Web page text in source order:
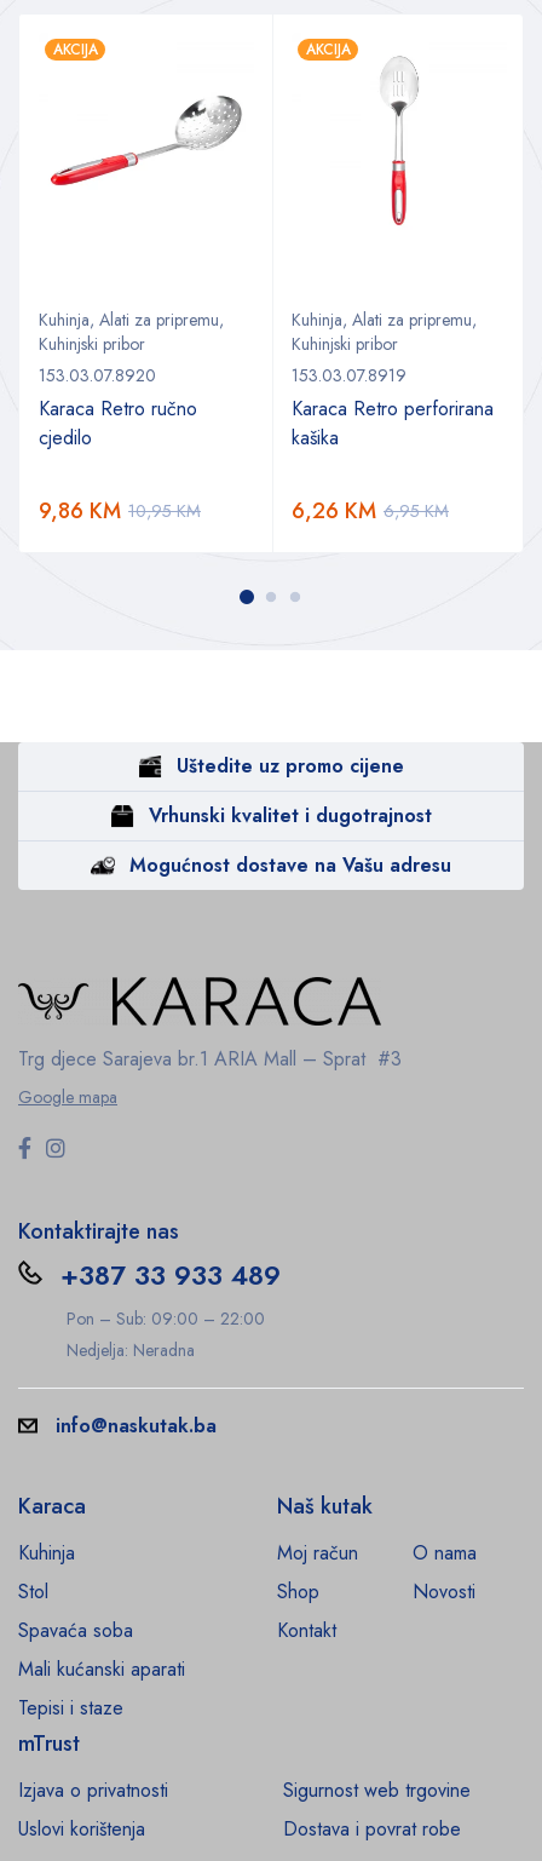
AKCIJA
Kuhinja, Alati za pripremu,
Kuhinjski pribor
153.03.07.8920
Karaca Retro ručno
cjedilo
10,95KM
9,86 KM
AKCIJA
Kuhinja, Alati za pripremu,
Kuhinjski pribor
153.03.07.8919
Karaca Retro perforirana
kašika
6,95KM
6,26 KM
Uštedite uz promo cijene
Vrhunski kvalitet i dugotrajnost
Mogućnost dostave na Vašu adresu
Trg djece Sarajeva br.1 ARIA Mall – Sprat #3
Google mapa
Kontaktirajte nas
+387 33 933 489
Pon – Sub: 09:00 – 22:00
Nedjelja: Neradna
info@naskutak.ba
Karaca
Kuhinja
Stol
Spavaća soba
Mali kućanski aparati
Tepisi i staze
Naš kutak
Moj račun
O nama
Shop
Novosti
Kontakt
mTrust
Izjava o privatnosti
Sigurnost web trgovine
Uslovi korištenja
Dostava i povrat robe